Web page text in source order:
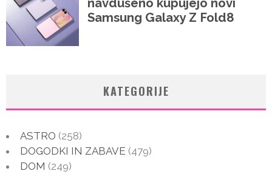
KATEGORIJE
ASTRO (258)
DOGODKI IN ZABAVE (479)
DOM (249)